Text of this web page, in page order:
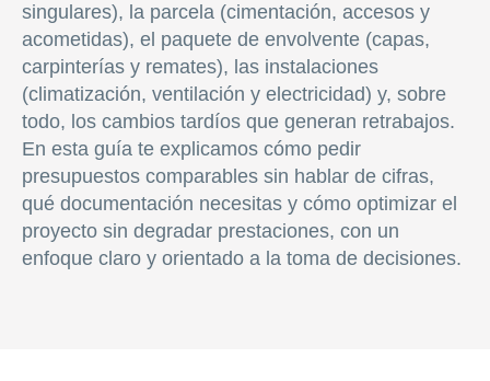
singulares), la parcela (cimentación, accesos y
acometidas), el paquete de envolvente (capas,
carpinterías y remates), las instalaciones
(climatización, ventilación y electricidad) y, sobre
todo, los cambios tardíos que generan retrabajos.
En esta guía te explicamos cómo pedir
presupuestos comparables sin hablar de cifras,
qué documentación necesitas y cómo optimizar el
proyecto sin degradar prestaciones, con un
enfoque claro y orientado a la toma de decisiones.